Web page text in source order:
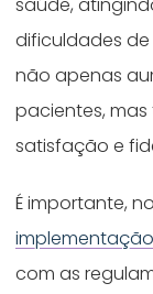
dificuldades
não apenas
pacientes,
satisfação e
É importante,
com as